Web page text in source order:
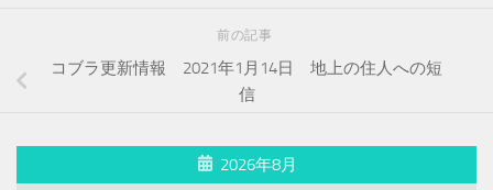
前の記事
コブラ更新情報 2021年1月14日 地上の住人への短
信
2026年8月